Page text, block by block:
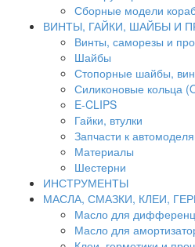
Сборные модели
ВИНТЫ, ГАЙКИ, ШАЙБЫ И
Винты, саморезы и
Шайбы
Стопорные шайбы,
Силиконовые кольца
E-CLIPS
Гайки, втулки
Запчасти к
Материалы
Шестерни
ИНСТРУМЕНТЫ
МАСЛА, СМАЗКИ, КЛЕИ,
Масло для
Масло для